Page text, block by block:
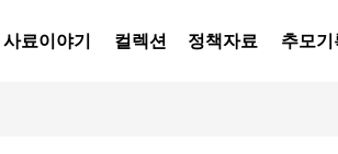
사료이야기 컬렉션 정책자료 추모기